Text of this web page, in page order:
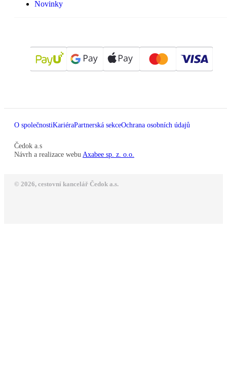
Novinky
O společnostiKariéraPartnerská sekceOchrana osobních údajů
Čedok a.s
Návrh a realizace webu Axabee sp. z. o.o.
© 2026, cestovní kancelář Čedok a.s.